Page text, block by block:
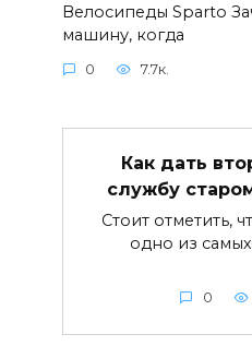
Велосипеды Sparto
машину, когда
0 7.7к.
Как дать
службу
Стоит отметить,
одно из
0